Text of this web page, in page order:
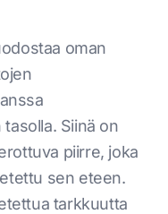
oman
Siinä on
piirre, joka
sen eteen.
tarkkuutta